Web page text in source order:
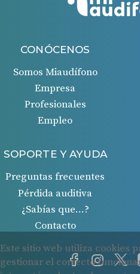
CONÓCENOS
Somos Miaudífono
Empresa
Profesionales
Empleo
SOPORTE Y AYUDA
Preguntas frecuentes
Pérdida auditiva
¿Sabías que…?
Contacto